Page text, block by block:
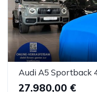
27.980,00 €